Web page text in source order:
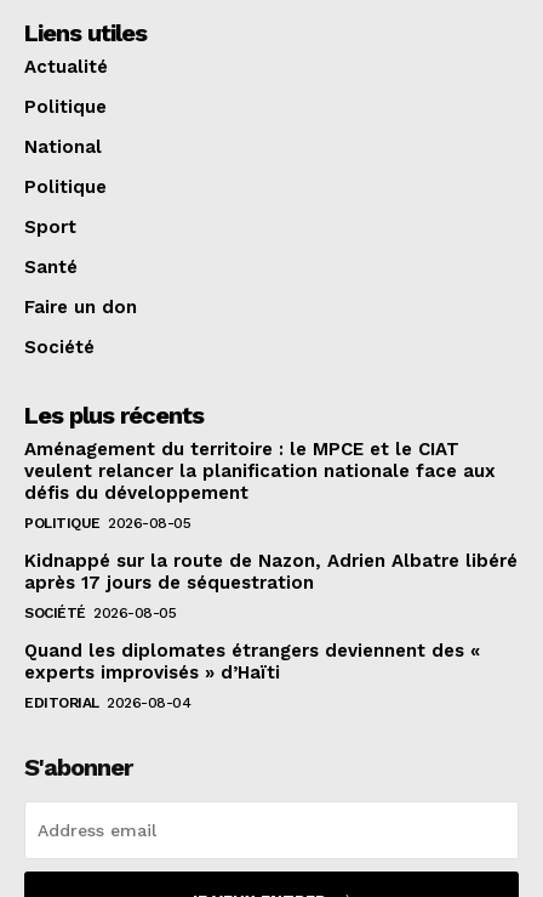
Liens utiles
Actualité
Politique
National
Politique
Sport
Santé
Faire un don
Société
Les plus récents
Aménagement du territoire : le MPCE et le CIAT
veulent relancer la planification nationale face aux
défis du développement
POLITIQUE 2026-08-05
Kidnappé sur la route de Nazon, Adrien Albatre libéré
après 17 jours de séquestration
SOCIÉTÉ 2026-08-05
Quand les diplomates étrangers deviennent des «
experts improvisés » d’Haïti
EDITORIAL 2026-08-04
S'abonner